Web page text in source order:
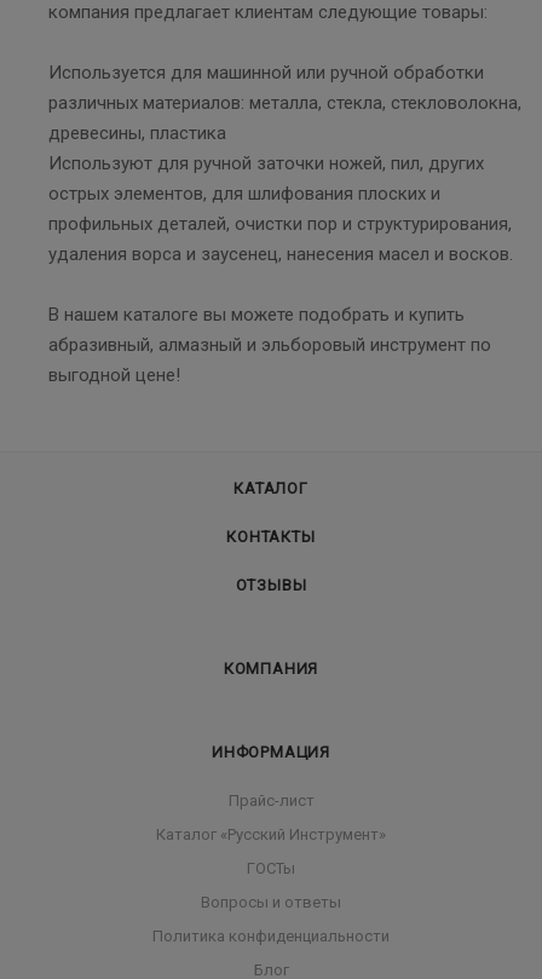
компания предлагает клиентам следующие товары:
Используется для машинной или ручной обработки
различных материалов: металла, стекла, стекловолокна,
древесины, пластика
Используют для ручной заточки ножей, пил, других
острых элементов, для шлифования плоских и
профильных деталей, очистки пор и структурирования,
удаления ворса и заусенец, нанесения масел и восков.
В нашем каталоге вы можете подобрать и купить
абразивный, алмазный и эльборовый инструмент по
выгодной цене!
КАТАЛОГ
КОНТАКТЫ
ОТЗЫВЫ
КОМПАНИЯ
ИНФОРМАЦИЯ
Прайс-лист
Каталог «Русский Инструмент»
ГОСТы
Вопросы и ответы
Политика конфиденциальности
Блог